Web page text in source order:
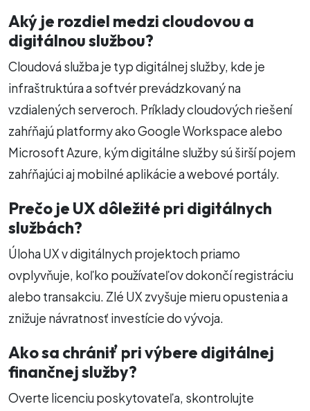
Aký je rozdiel medzi cloudovou a
digitálnou službou?
Cloudová služba je typ digitálnej služby, kde je
infraštruktúra a softvér prevádzkovaný na
vzdialených serveroch. Príklady cloudových riešení
zahŕňajú platformy ako Google Workspace alebo
Microsoft Azure, kým digitálne služby sú širší pojem
zahŕňajúci aj mobilné aplikácie a webové portály.
Prečo je UX dôležité pri digitálnych
službách?
Úloha UX v digitálnych projektoch priamo
ovplyvňuje, koľko používateľov dokončí registráciu
alebo transakciu. Zlé UX zvyšuje mieru opustenia a
znižuje návratnosť investície do vývoja.
Ako sa chrániť pri výbere digitálnej
finančnej služby?
Overte licenciu poskytovateľa, skontrolujte